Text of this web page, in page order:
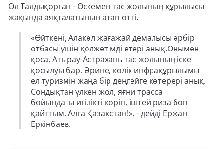
Ол Талдықорған - Өскемен тас жолының құрылысы
жақында аяқталатынын атап өтті.
«Өйткені, Алакөл жағажай демалысы әрбір
отбасы үшін қолжетімді етері анық.Онымен
қоса, Атырау-Астрахань тас жолының іске
қосылуы бар. Әрине, көлік инфрақұрылымы
ел туризмін жаңа бір деңгейге көтерері анық.
Сондықтан үлкен жол, яғни трасса
бойындағы игілікті көріп, іштей риза боп
қайттым. Алға Қазақстан!», - дейді Ержан
Еркінбаев.